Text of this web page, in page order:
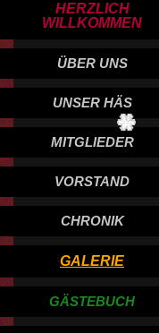
HERZLICH
WILLKOMMEN
ÜBER UNS
UNSER HÄS
MITGLIEDER
VORSTAND
CHRONIK
GALERIE
GÄSTEBUCH